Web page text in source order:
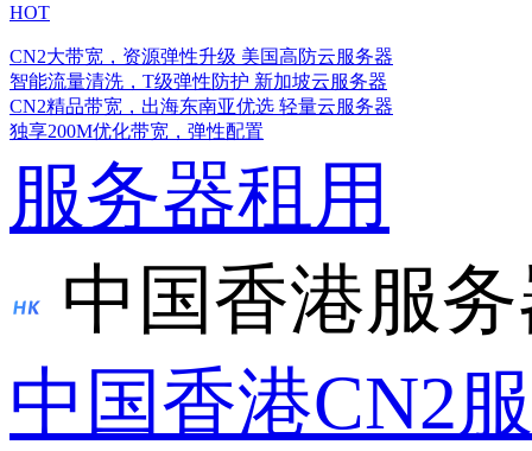
HOT
CN2大带宽，资源弹性升级 美国高防云服务器
智能流量清洗，T级弹性防护 新加坡云服务器
CN2精品带宽，出海东南亚优选 轻量云服务器
独享200M优化带宽，弹性配置
服务器租用
中国香港服
中国香港CN2